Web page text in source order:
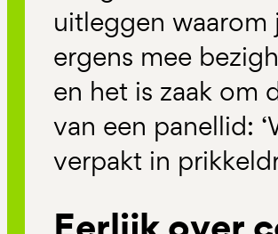
uitleggen waarom
ergens mee
en het is zaak om
van een panellid:
verpakt in